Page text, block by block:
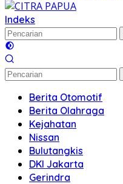
Indeks
Berita Otomotif
Berita Olahraga
Kejahatan
Nissan
Bulutangkis
DKI Jakarta
Gerindra